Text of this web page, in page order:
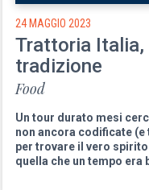
24 MAGGIO 2023
Trattoria
tradizione
Food
Un tour durato mesi
non ancora codificate
per trovare il vero
quella che un tempo era